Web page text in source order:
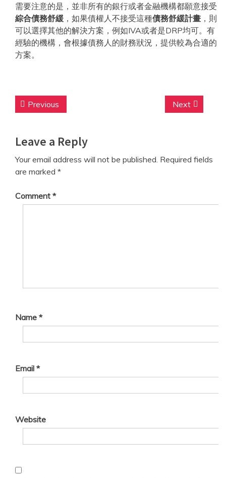
需要注意的是，並非所有的銀行或者金融機構都願意接受
綜合債務舒緩 ，如果債權人不接受這種債務舒緩計畫 ，則
可以選擇其他的解決方案，例如IVA或者是DRP均可。有
經驗的機構，會根據債務人的財務狀況，提供較為合適的
方案。
Post
Previous
post:
NextNext
post:
Leave a Reply
Your email address will not be published. Required fields
are marked *
Comment *
Name *
Email *
Website